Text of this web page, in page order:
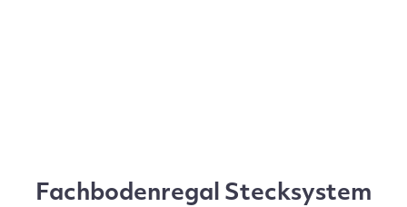
Fachbodenregal Stecksystem